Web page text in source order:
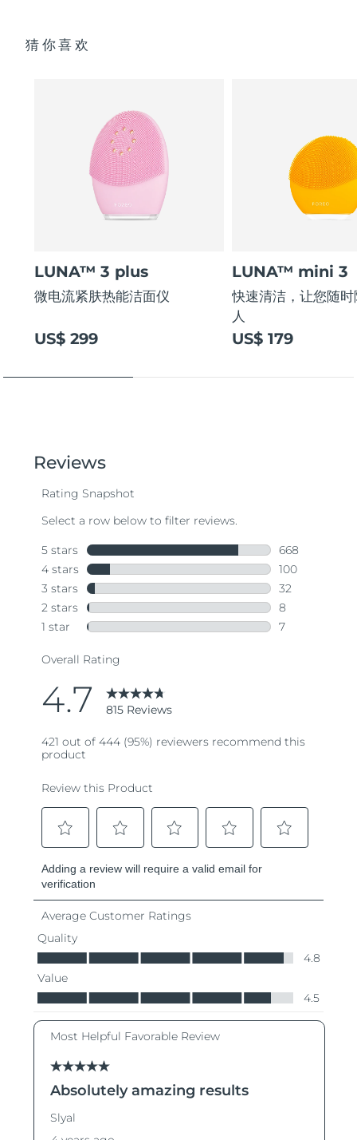
猜你喜欢
LUNA™ 3 plus
微电流紧肤热能洁面仪
US$ 299
LUNA™ mini 3
快速清洁，让您随
人
US$ 179